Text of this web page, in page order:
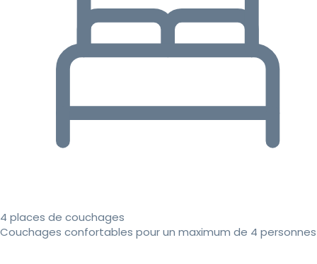
4 places de couchages
Couchages confortables pour un maximum de 4 personnes